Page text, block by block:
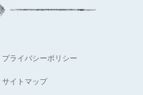
プライバシーポリシー
サイトマップ